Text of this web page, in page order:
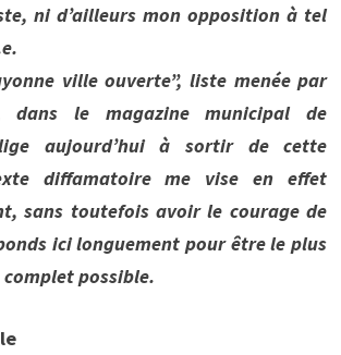
ni d’ailleurs mon opposition à tel
ville ouverte”, liste menée par
dans le magazine municipal de
aujourd’hui à sortir de cette
diffamatoire me vise en effet
sans toutefois avoir le courage de
ici longuement pour être le plus
possible.